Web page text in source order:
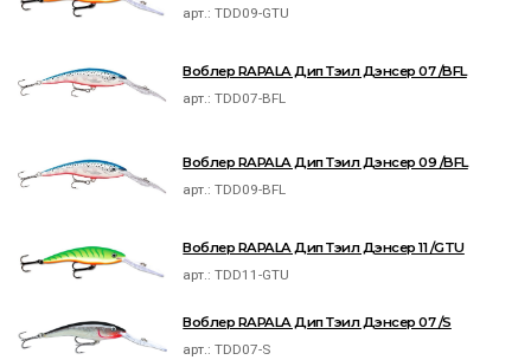
арт.:TDD09-GTU
Воблер RAPALA Дип Тэил Дэнсер 07 /BFL
арт.:TDD07-BFL
Воблер RAPALA Дип Тэил Дэнсер 09 /BFL
арт.:TDD09-BFL
Воблер RAPALA Дип Тэил Дэнсер 11 /GTU
арт.:TDD11-GTU
Воблер RAPALA Дип Тэил Дэнсер 07 /S
арт.:TDD07-S